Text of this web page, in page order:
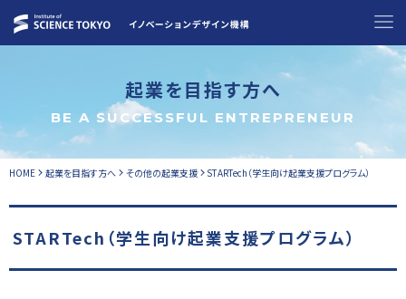
起業を目指す方へ
BE A SUCCESSFUL ENTREPRENEUR
HOME 起業を目指す方へ その他の起業支援 STARTech（学生向け起業支援プログラム）
STARTech（学生向け起業支援プログラム）